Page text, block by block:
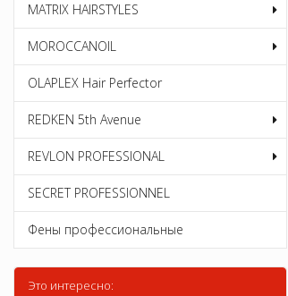
MATRIX HAIRSTYLES
MOROCCANOIL
OLAPLEX Hair Perfector
REDKEN 5th Avenue
REVLON PROFESSIONAL
SECRET PROFESSIONNEL
Фены профессиональные
Это интересно: